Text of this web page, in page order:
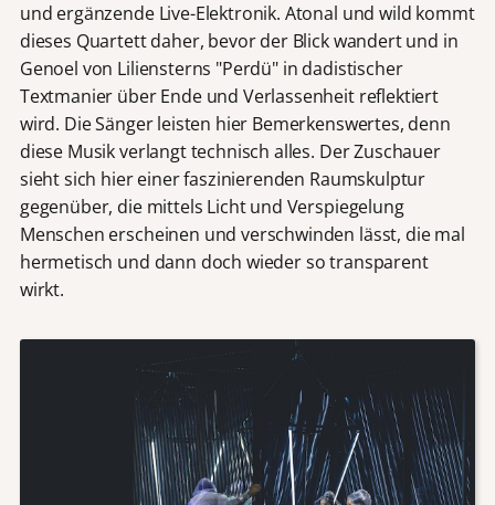
und ergänzende Live-Elektronik. Atonal und wild kommt
dieses Quartett daher, bevor der Blick wandert und in
Genoel von Liliensterns "Perdü" in dadistischer
Textmanier über Ende und Verlassenheit reflektiert
wird. Die Sänger leisten hier Bemerkenswertes, denn
diese Musik verlangt technisch alles. Der Zuschauer
sieht sich hier einer faszinierenden Raumskulptur
gegenüber, die mittels Licht und Verspiegelung
Menschen erscheinen und verschwinden lässt, die mal
hermetisch und dann doch wieder so transparent
wirkt.